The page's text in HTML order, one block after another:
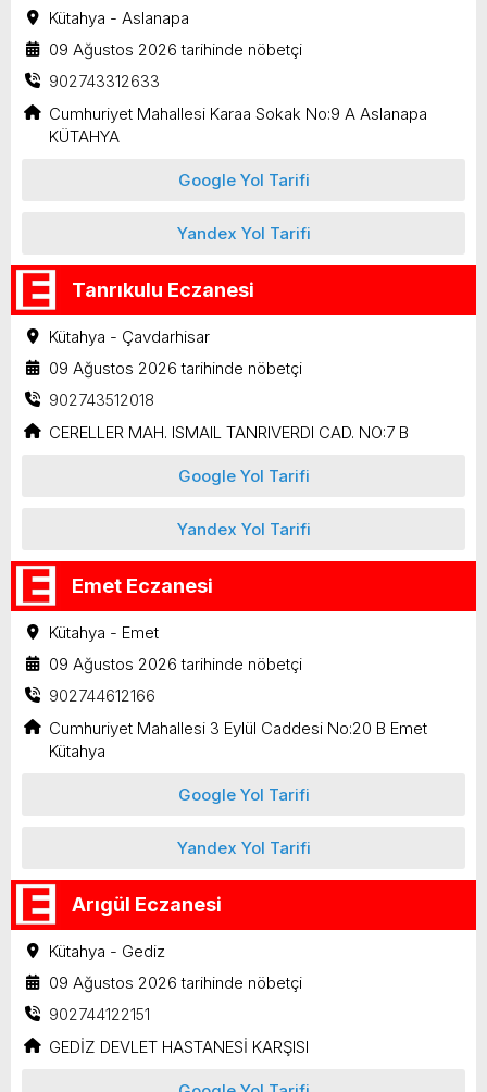
Kütahya - Aslanapa
09 Ağustos 2026 tarihinde nöbetçi
902743312633
Cumhuriyet Mahallesi Karaa Sokak No:9 A Aslanapa
KÜTAHYA
Google Yol Tarifi
Yandex Yol Tarifi
Tanrıkulu Eczanesi
Kütahya - Çavdarhisar
09 Ağustos 2026 tarihinde nöbetçi
902743512018
CERELLER MAH. ISMAIL TANRIVERDI CAD. NO:7 B
Google Yol Tarifi
Yandex Yol Tarifi
Emet Eczanesi
Kütahya - Emet
09 Ağustos 2026 tarihinde nöbetçi
902744612166
Cumhuriyet Mahallesi 3 Eylül Caddesi No:20 B Emet
Kütahya
Google Yol Tarifi
Yandex Yol Tarifi
Arıgül Eczanesi
Kütahya - Gediz
09 Ağustos 2026 tarihinde nöbetçi
902744122151
GEDİZ DEVLET HASTANESİ KARŞISI